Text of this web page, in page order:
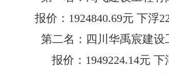
报价： 1924840.69元 下浮
第二名： 四川华禹宸建设
报价： 1949224.14元 下